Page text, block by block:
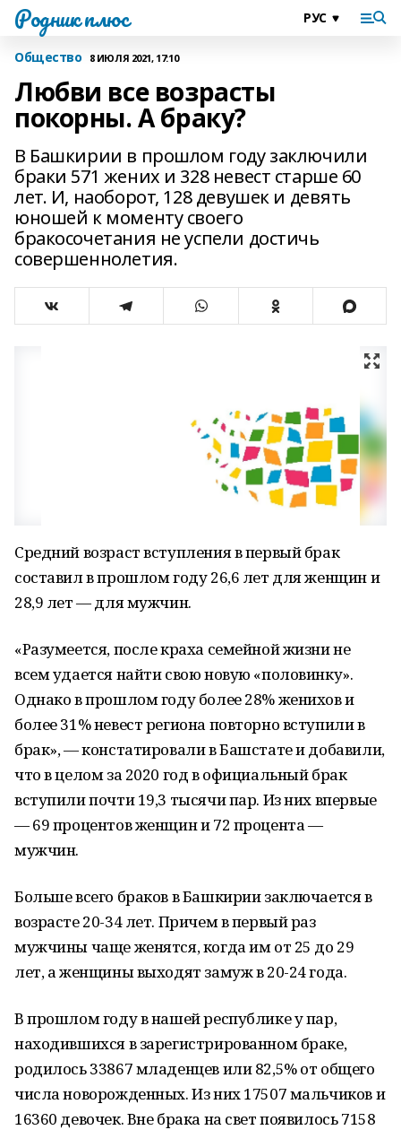
Родник плюс
Общество 8 ИЮЛЯ 2021, 17:10
Любви все возрасты
покорны. А браку?
В Башкирии в прошлом году заключили
браки 571 жених и 328 невест старше 60
лет. И, наоборот, 128 девушек и девять
юношей к моменту своего
бракосочетания не успели достичь
совершеннолетия.
Средний возраст вступления в первый брак
составил в прошлом году 26,6 лет для женщин и
28,9 лет — для мужчин.
«Разумеется, после краха семейной жизни не
всем удается найти свою новую «половинку».
Однако в прошлом году более 28% женихов и
более 31% невест региона повторно вступили в
брак», — констатировали в Башстате и добавили,
что в целом за 2020 год в официальный брак
вступили почти 19,3 тысячи пар. Из них впервые
— 69 процентов женщин и 72 процента —
мужчин.
Больше всего браков в Башкирии заключается в
возрасте 20-34 лет. Причем в первый раз
мужчины чаще женятся, когда им от 25 до 29
лет, а женщины выходят замуж в 20-24 года.
В прошлом году в нашей республике у пар,
находившихся в зарегистрированном браке,
родилось 33867 младенцев или 82,5% от общего
числа новорожденных. Из них 17507 мальчиков и
16360 девочек. Вне брака на свет появилось 7158